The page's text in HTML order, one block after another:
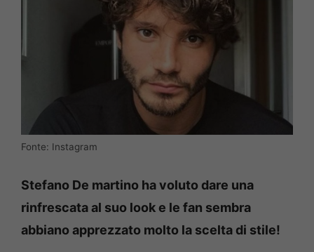
Fonte: Instagram
Stefano De martino ha voluto dare una
rinfrescata al suo look e le fan sembra
abbiano apprezzato molto la scelta di stile!